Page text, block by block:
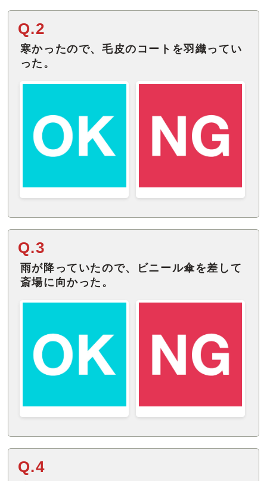
Q.2
寒かったので、毛皮のコートを羽織ってい
った。
Q.3
雨が降っていたので、ビニール傘を差して
斎場に向かった。
Q.4